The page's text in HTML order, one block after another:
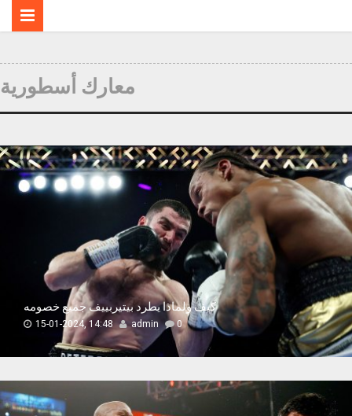
معارك أسطورية
كيف ولماذا يطرد بيتيربييف جميع خصومه
15-01-2024, 14:48 admin 0